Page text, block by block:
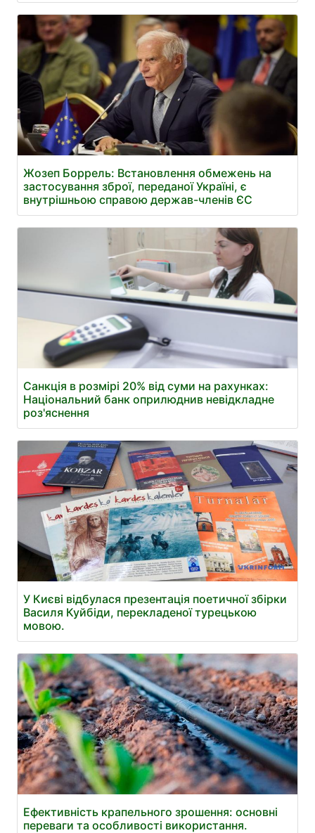
Жозеп Боррель: Встановлення обмежень на
застосування зброї, переданої Україні, є
внутрішньою справою держав-членів ЄС
Санкція в розмірі 20% від суми на рахунках:
Національний банк оприлюднив невідкладне
роз'яснення
У Києві відбулася презентація поетичної збірки
Василя Куйбіди, перекладеної турецькою
мовою.
Ефективність крапельного зрошення: основні
переваги та особливості використання.